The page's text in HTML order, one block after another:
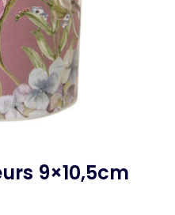
9×10,5cm